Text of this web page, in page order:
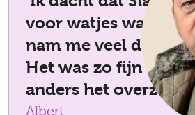
voor watjes was. De
nam me veel dingen
Het was zo fijn dat
anders het overzicht
Albert